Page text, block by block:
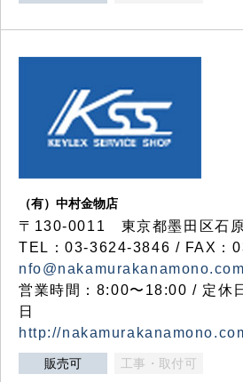
（有）中村金物店
〒130-0011 東京都墨田区石
TEL：03-3624-3846 / FAX：
nfo@nakamurakanamono.com
営業時間：8:00〜18:00 / 定休
日
http://
販売可 工事・取付可